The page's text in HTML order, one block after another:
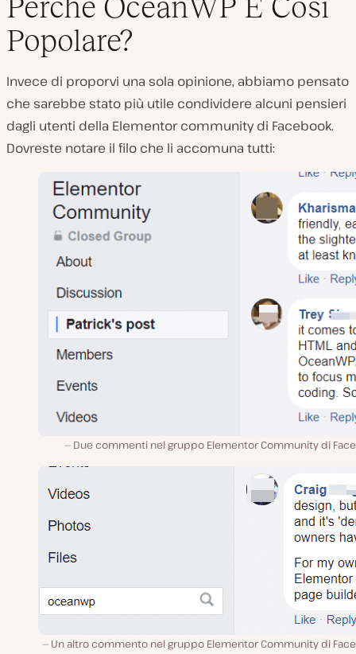
Popolare?
Invece di proporvi una sola opinione, abbiamo pensato
che sarebbe stato più utile condividere alcuni pensieri
dagli utenti della Elementor community di Facebook.
Dovreste notare il filo che li accomuna tutti:
Due commenti nel gruppo Elementor Community di
Un altro commento nel gruppo Elementor Community di